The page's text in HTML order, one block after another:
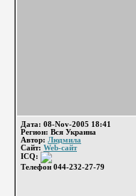
Дата: 08-Nov-2005 18:41
Регион: Вся Украина
Автор: Людмила
Сайт: Web-сайт
ICQ:
Телефон 044-232-27-79